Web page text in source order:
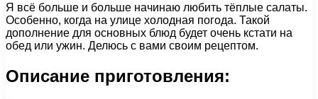
Я всё больше и больше начинаю любить тёплые салаты.
Особенно, когда на улице холодная погода. Такой
дополнение для основных блюд будет очень кстати на
обед или ужин. Делюсь с вами своим рецептом.
Описание приготовления: